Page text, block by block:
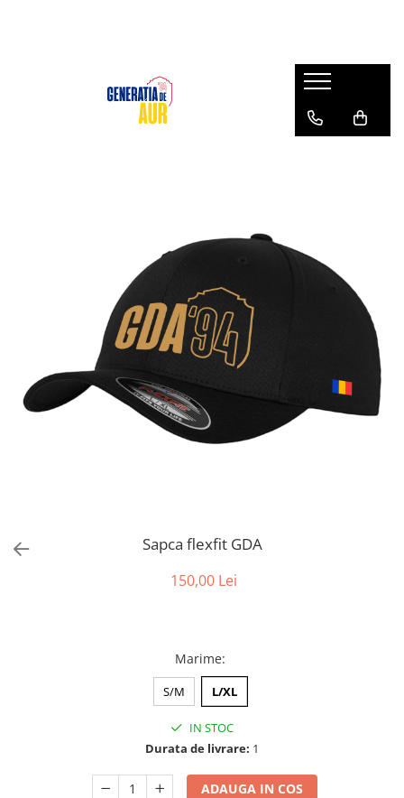
Sapca flexfit GDA
150,00 Lei
Marime:
S/M L/XL
IN STOC
Durata de livrare: 1
ADAUGA IN COS